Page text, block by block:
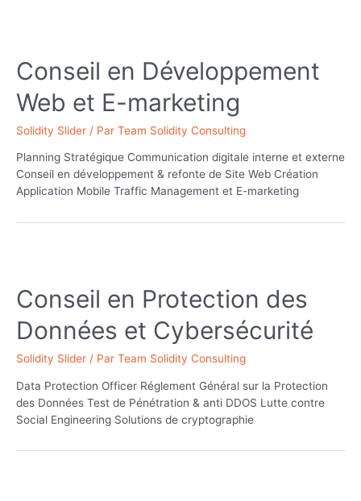
Conseil en Développement
Web et E-marketing
Solidity Slider / Par Team Solidity Consulting
Planning Stratégique Communication digitale interne et externe
Conseil en développement & refonte de Site Web Création
Application Mobile Traffic Management et E-marketing
Conseil en Protection des
Données et Cybersécurité
Solidity Slider / Par Team Solidity Consulting
Data Protection Officer Réglement Général sur la Protection
des Données Test de Pénétration & anti DDOS Lutte contre
Social Engineering Solutions de cryptographie